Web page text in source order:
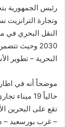
رئيس الجمهورية
وتجارة
النقل البحري في
البحرية – تطوير
موضحاً أنه في
تقع على البحرين
– غرب بورسعيد –